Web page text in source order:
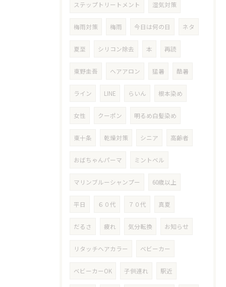
ステップトリートメント 湿気対策
梅雨対策 梅雨 今日は何の日 ネタ
夏至 シリコン除去 本 再読
東野圭吾 ヘアアロン 猛暑 酷暑
ライン LINE らいん 根本染め
女性 クーポン 明るめ白髪染め
東十条 乾燥対策 シニア 高齢者
おばちゃんパーマ ミントベル
マリンブルーシャンプー 60歳以上
平日 ６０代 ７０代 真夏
だるさ 疲れ 気分転換 お知らせ
リタッチヘアカラー ベビーカー
ベビーカーOK 子供連れ 駅近